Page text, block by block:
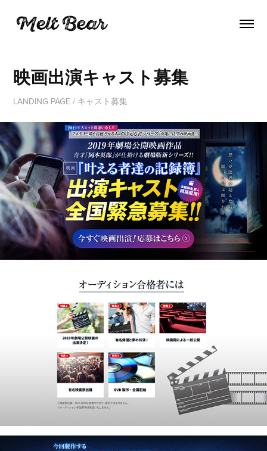
映画出演キャスト募集
LANDING PAGE / キャスト募集